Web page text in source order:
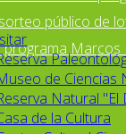
público de
Marcos
de Ciencias
Natural "El
de la Cultura